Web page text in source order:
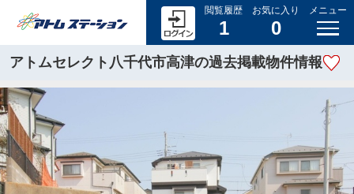
閲覧履歴
1
お気に入り
0
メニュー
アトムセレクト八千代市高津の過去掲載物件情報